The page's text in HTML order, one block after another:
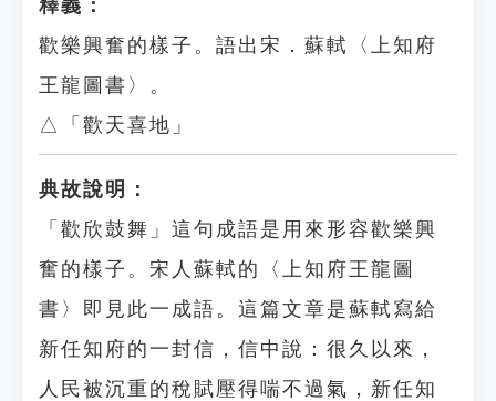
釋義：
歡樂興奮的樣子。語出宋．蘇軾〈上知府
王龍圖書〉。
△「歡天喜地」
典故說明：
「歡欣鼓舞」這句成語是用來形容歡樂興
奮的樣子。宋人蘇軾的〈上知府王龍圖
書〉即見此一成語。這篇文章是蘇軾寫給
新任知府的一封信，信中說：很久以來，
人民被沉重的稅賦壓得喘不過氣，新任知